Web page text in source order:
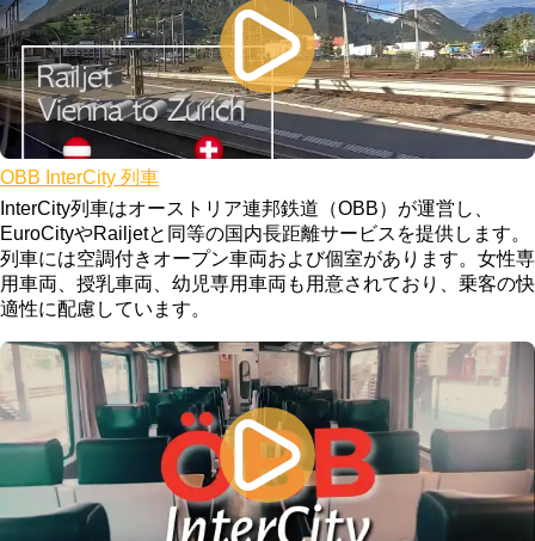
OBB InterCity 列車
InterCity列車はオーストリア連邦鉄道（OBB）が運営し、
EuroCityやRailjetと同等の国内長距離サービスを提供します。
列車には空調付きオープン車両および個室があります。女性専
用車両、授乳車両、幼児専用車両も用意されており、乗客の快
適性に配慮しています。